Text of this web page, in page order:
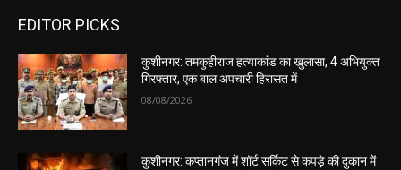
EDITOR PICKS
कुशीनगर: तमकुहीराज हत्याकांड का खुलासा, 4 अभियुक्त
गिरफ्तार, एक बाल अपचारी हिरासत में
08/08/2026
कुशीनगर: कप्तानगंज में शॉर्ट सर्किट से कपड़े की दुकान में